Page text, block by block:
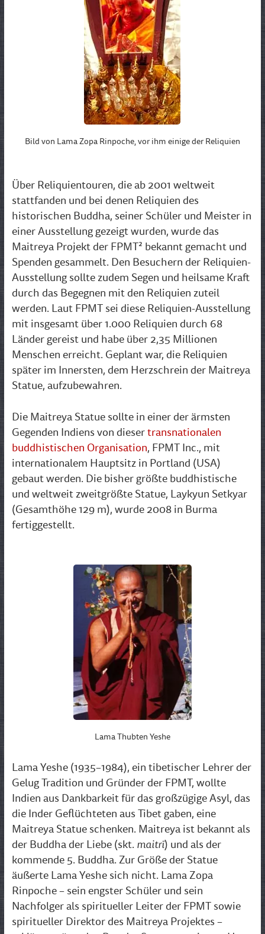
Bild von Lama Zopa Rinpoche, vor ihm einige der Reliquien
Über Reliquientouren, die ab 2001 weltweit
stattfanden und bei denen Reliquien des
historischen Buddha, seiner Schüler und Meister in
einer Ausstellung gezeigt wurden, wurde das
Maitreya Projekt der FPMT² bekannt gemacht und
Spenden gesammelt. Den Besuchern der Reliquien-
Ausstellung sollte zudem Segen und heilsame Kraft
durch das Begegnen mit den Reliquien zuteil
werden. Laut FPMT sei diese Reliquien-Ausstellung
mit insgesamt über 1.000 Reliquien durch 68
Länder gereist und habe über 2,35 Millionen
Menschen erreicht. Geplant war, die Reliquien
später im Innersten, dem Herzschrein der Maitreya
Statue, aufzubewahren.
Die Maitreya Statue sollte in einer der ärmsten
Gegenden Indiens von diesertransnationalen
buddhistischen Organisation, FPMT Inc., mit
internationalem Hauptsitz in Portland (USA)
gebaut werden. Die bisher größte buddhistische
und weltweit zweitgrößte Statue, Laykyun Setkyar
(Gesamthöhe 129 m), wurde 2008 in Burma
fertiggestellt.
Lama Thubten Yeshe
Lama Yeshe (1935–1984), ein tibetischer Lehrer der
Gelug Tradition und Gründer der FPMT, wollte
Indien aus Dankbarkeit für das großzügige Asyl, das
die Inder Geflüchteten aus Tibet gaben, eine
Maitreya Statue schenken. Maitreya ist bekannt als
der Buddha der Liebe (skt. maitrī) und als der
kommende 5. Buddha. Zur Größe der Statue
äußerte Lama Yeshe sich nicht. Lama Zopa
Rinpoche – sein engster Schüler und sein
Nachfolger als spiritueller Leiter der FPMT sowie
spiritueller Direktor des Maitreya Projektes –